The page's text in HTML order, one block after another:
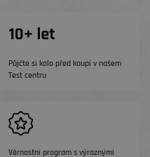
Půjčte si kolo před koupí v našem
Test centru
Věrnostní program s výraznými